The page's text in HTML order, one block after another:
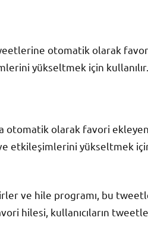
otomatik olarak
yükseltmek için kullanılır.
otomatik olarak favori
etkileşimlerini yükseltmek
ve hile programı, bu
hilesi, kullanıcıların